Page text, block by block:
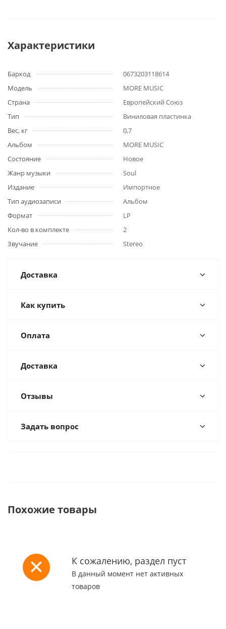
Характеристики
Баркод
0673203118614
Модель
MORE MUSIC
Страна
Европейский Союз
Тип
Виниловая пластинка
Вес, кг
0,7
Альбом
MORE MUSIC
Состояние
Новое
Жанр музыки
Soul
Издание
Импортное
Тип аудиозаписи
Альбом
Формат
LP
Кол-во в комплекте
2
Звучание
Stereo
Доставка
Как купить
Оплата
Доставка
Отзывы
Задать вопрос
Похожие товары
К сожалению, раздел пуст
В данный момент нет активных
товаров